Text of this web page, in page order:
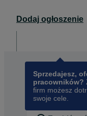
Dodaj ogłoszenie
Sprzedajesz,
pracowników?
firm możesz
swoje cele.